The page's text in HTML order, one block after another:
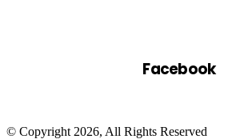
Facebook
© Copyright 2026, All Rights Reserved